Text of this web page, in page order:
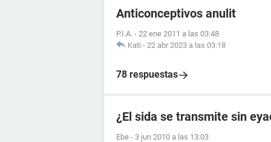
Anticonceptivos anulit
P.I.A. - 22 ene 2011 a las 03:48
Kati - 22 abr 2023 a las 03:18
78 respuestas
¿El sida se transmite sin
Ebe - 3 jun 2010 a las 13:03